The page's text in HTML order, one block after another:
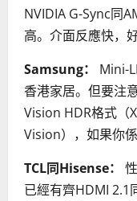
NVIDIA G-Sync同
高。介面反應快，
Samsung：
Mini-
香港家居。但要注
Vision HDR格式（
Vision），如果你
TCL同Hisense：
已經有齊HDMI 2.1